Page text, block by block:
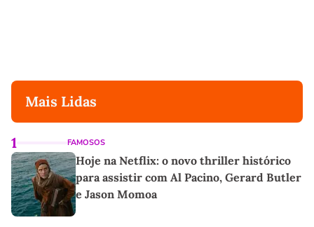
Mais Lidas
1 FAMOSOS
Hoje na Netflix: o novo thriller histórico
para assistir com Al Pacino, Gerard Butler
e Jason Momoa